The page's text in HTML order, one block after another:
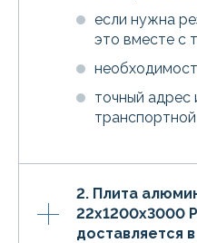
если нужна
это вместе с
точный адрес
2. Плита
22х1200х3000
доставляется